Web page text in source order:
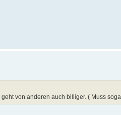
von anderen auch billiger. ( Muss